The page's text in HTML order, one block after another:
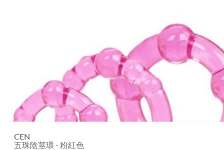
CEN
五珠陰莖環 - 粉紅色